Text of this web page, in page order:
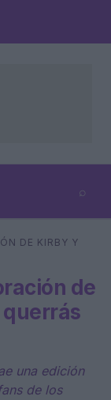
⌕
⌕
DE KIRBY Y
de
una edición
de los